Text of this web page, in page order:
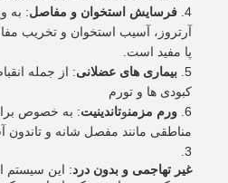
فرسایش استخوان و مفاصل: به
آرتروز، آسیب استخوان و تخریب
پا مفید است.
بیماری های عضلانی: از جمله
کبودی ها و تورم
ورم مزمنوتاندینیت: به خصوص
مناطقی مانند مفصل شانه و تاندون
غیر تهاجمی و بدون درد: این سیستم